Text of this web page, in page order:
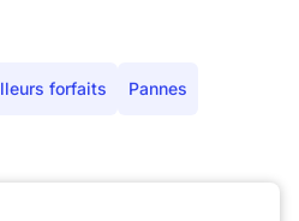
forfaits Pannes